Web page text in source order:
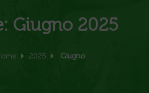
Giugno 2025
2025 Giugno